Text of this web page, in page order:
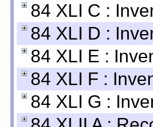
84 XLI C :
84 XLI D :
84 XLI E :
84 XLI F :
84 XLI G :